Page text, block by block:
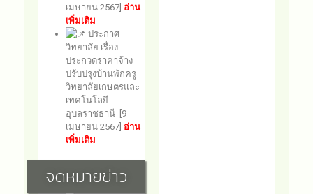
เมษายน 2567] อ่าน
เพิ่มเติม
ประกาศ
วิทยาลัย เรื่อง
ประกวดราคาจ้าง
ปรับปรุงบ้านพักครู
วิทยาลัยเกษตรและ
เทคโนโลยี
อุบลราชธานี [9
เมษายน 2567] อ่าน
เพิ่มเติม
จดหมายข่าว